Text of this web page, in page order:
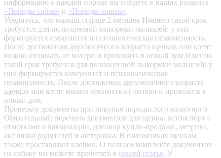
информацию о каждой породе вы найдете в наших разделах
«Породы собак» и «Породы кошек».
Убедитесь, что малыш старше 2 месяцев Именно такой срок
требуется для полноценной выкормки малышей: у них
формируется иммунитет и психологическая независимость.
После достижения двухмесячного возраста щенков или котят
можно отнимать от матери и привозить в новый дом.Именно
такой срок требуется для полноценной выкормки малышей: у
них формируется иммунитет и психологическая
независимость. После достижения двухмесячного возраста
щенков или котят можно отнимать от матери и привозить в
новый дом.
Проверьте документы при покупке породистого животного
Обязательный перечень документов для щенка: ветпаспорт с
отметками о вакцинации, договор купли-продажи, метрика,
акт вязки родителей и актировка. В питомниках щенкам
также проставляют клеймо. О полном комплекте документов
на собаку вы можете прочитать в нашей статье. У